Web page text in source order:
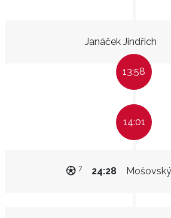
Janáček Jindřich
13:58
14:01
24:28
7